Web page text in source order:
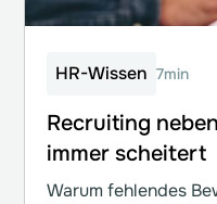
HR-Wissen 7min
Recruiting
immer scheitert
Warum fehlendes